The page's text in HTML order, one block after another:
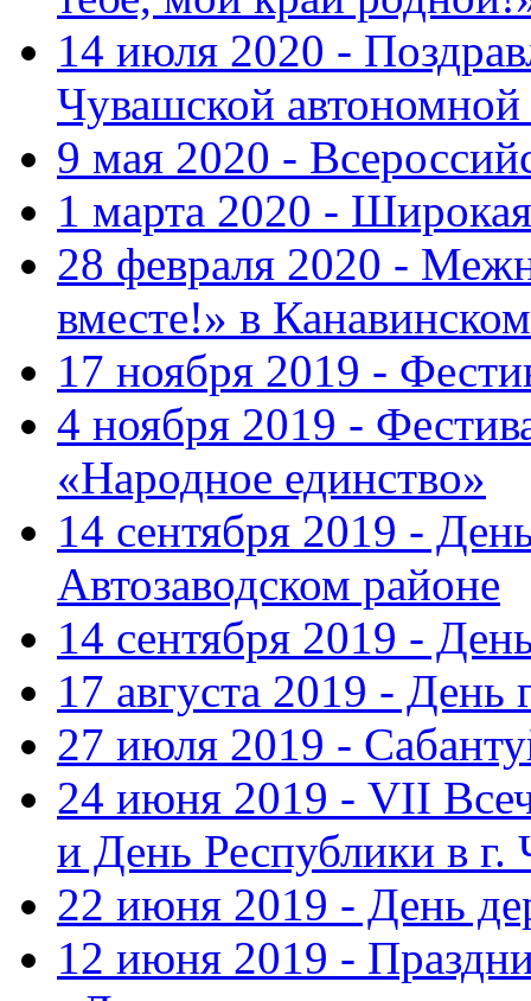
14 июля 2020 -
Чувашской автономной
9 мая 2020 -
1 марта 2020 -
28 февраля 2020 -
вместе!» в
17 ноября 2019 -
4 ноября 2019 -
«Народное единство»
14 сентября 2019 -
Автозаводском районе
14 сентября 2019 -
17 августа 2019 -
27 июля 2019 -
24 июня 2019 - VII
и День Республики в г.
22 июня 2019 - День
12 июня 2019 -